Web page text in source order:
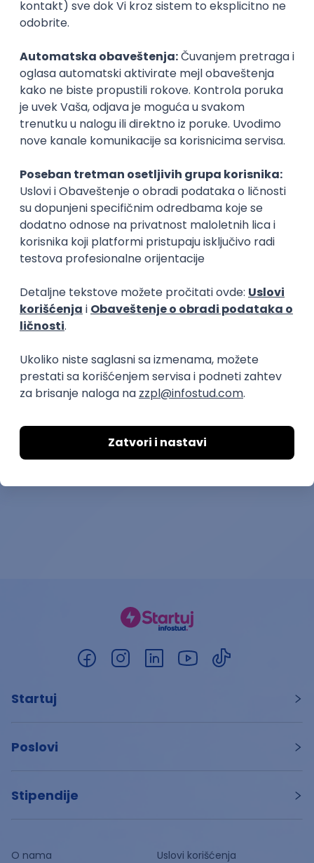
Zanimanja posle studija
Poljoprivrednik
poljoprivreda proizvodnja i
Pomoćni radnik u proizvodnji
Inox-Prerada d.o.o.
Pančevo
Pomoćni
industriji –
Startuj
Poslovi
Stipendije
O nama Uslovi korišćenja